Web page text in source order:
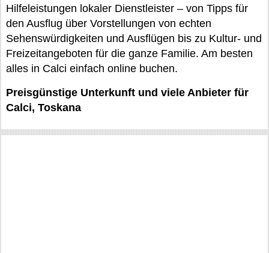
Hilfeleistungen lokaler Dienstleister – von Tipps für
den Ausflug über Vorstellungen von echten
Sehenswürdigkeiten und Ausflügen bis zu Kultur- und
Freizeitangeboten für die ganze Familie. Am besten
alles in Calci einfach online buchen.
Preisgünstige Unterkunft und viele Anbieter für
Calci, Toskana